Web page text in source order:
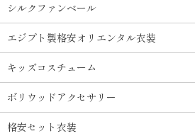
シルクファンベール
エジプト製格安オリエンタル衣装
キッズコスチューム
ボリウッドアクセサリー
格安セット衣装